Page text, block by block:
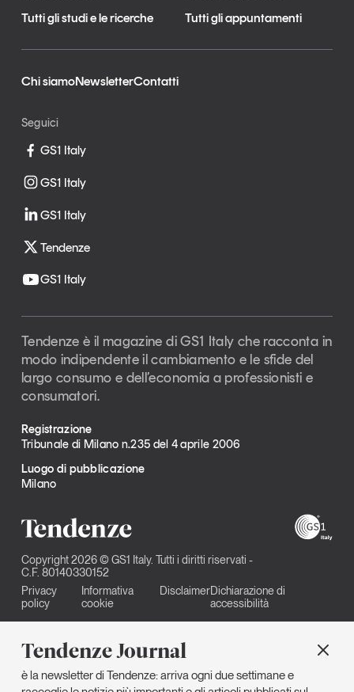
Tendenze Journal
è la newsletter di Tendenze: arriva ogni due settimane e
Tutti gli studi e le ricerche Tutti gli appuntamenti
Chi siamoNewsletterContatti
Seguici
GS1 Italy
GS1 Italy
GS1 Italy
Tendenze
GS1 Italy
Tendenze è il magazine di GS1 Italy che racconta in
modo indipendente il cambiamento e le sfide del
largo consumo e dell’economia a professionisti e
consumatori.
Registrazione
Tribunale di Milano n.235 del 4 aprile 2006
Luogo di pubblicazione
Milano
Copyright 2026 © GS1 Italy. Tutti i diritti riservati -
C.F. 80140330152
Privacy
policy
Informativa
cookie
DisclaimerDichiarazione di
accessibilità